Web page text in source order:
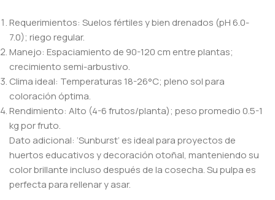
Requerimientos: Suelos fértiles y bien drenados (pH 6.0-
7.0); riego regular.
Manejo: Espaciamiento de 90-120 cm entre plantas;
crecimiento semi-arbustivo.
Clima ideal: Temperaturas 18-26°C; pleno sol para
coloración óptima.
Rendimiento: Alto (4-6 frutos/planta); peso promedio 0.5-1
kg por fruto.
Dato adicional: ‘Sunburst’ es ideal para proyectos de
huertos educativos y decoración otoñal, manteniendo su
color brillante incluso después de la cosecha. Su pulpa es
perfecta para rellenar y asar.